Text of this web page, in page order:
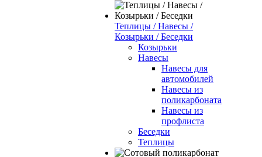
Теплицы / Навесы /
Козырьки / Беседки
Козырьки
Навесы
Навесы для
автомобилей
Навесы из
поликарбоната
Навесы из
профлиста
Беседки
Теплицы